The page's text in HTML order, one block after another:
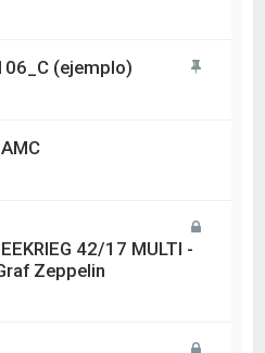
(ejemplo)
42/17 MULTI -
Zeppelin